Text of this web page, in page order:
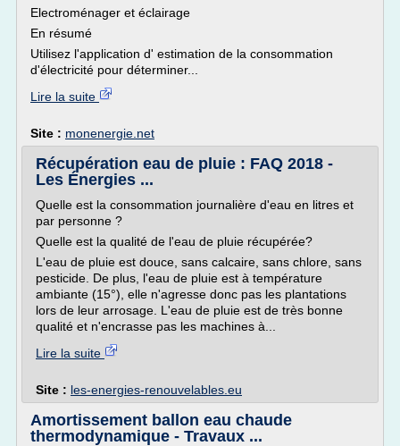
Electroménager et éclairage
En résumé
Utilisez l'application d' estimation de la consommation
d'électricité pour déterminer...
Lire la suite
Site : monenergie.net
Récupération eau de pluie : FAQ 2018 -
Les Énergies ...
Quelle est la consommation journalière d'eau en litres et
par personne ?
Quelle est la qualité de l'eau de pluie récupérée?
L'eau de pluie est douce, sans calcaire, sans chlore, sans
pesticide. De plus, l'eau de pluie est à température
ambiante (15°), elle n'agresse donc pas les plantations
lors de leur arrosage. L'eau de pluie est de très bonne
qualité et n'encrasse pas les machines à...
Lire la suite
Site : les-energies-renouvelables.eu
Amortissement ballon eau chaude
thermodynamique - Travaux ...